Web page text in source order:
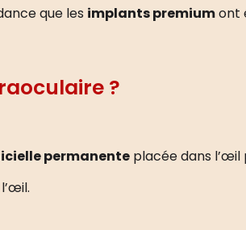
que les implants premiumont
?
permanente placée dans